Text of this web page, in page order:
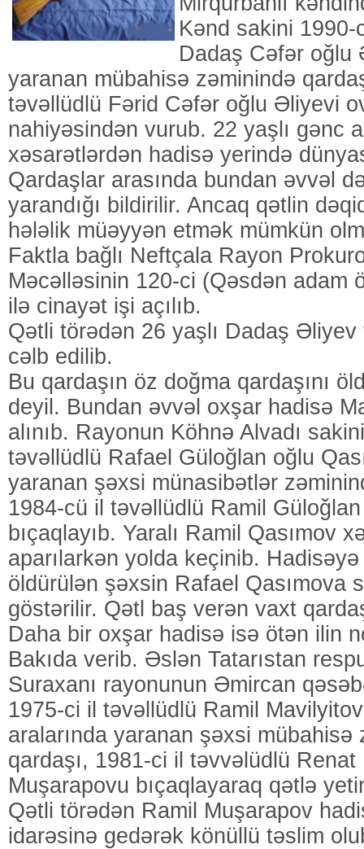
Kənd sakini 1990-
Dadaş Cəfər oğlu
yaranan mübahisə zəminində
təvəllüdlü Fərid Cəfər oğlu Əliyevi
nahiyəsindən vurub. 22 yaşlı gənc
xəsarətlərdən hadisə yerində
Qardaşlar arasında bundan əvvəl
yarandığı bildirilir. Ancaq qətlin
hələlik müəyyən etmək mümkün
Faktla bağlı Neftçala Rayon
Məcəlləsinin 120-ci (Qəsdən adam
ilə cinayət işi açılıb.
Qətli törədən 26 yaşlı Dadaş
cəlb edilib.
Bu qardaşın öz doğma qardaşını
deyil. Bundan əvvəl oxşar hadisə
alınıb. Rayonun Köhnə Alvadı
təvəllüdlü Rafael Güloğlan oğlu
yaranan şəxsi münasibətlər
1984-cü il təvəllüdlü Ramil
bıçaqlayıb. Yaralı Ramil Qasımov
aparılarkən yolda keçinib.
öldürülən şəxsin Rafael Qasımova
göstərilir. Qətl baş verən vaxt
Daha bir oxşar hadisə isə ötən ilin
Bakıda verib. Əslən Tatarıstan
Suraxanı rayonunun Əmircan
1975-ci il təvəllüdlü Ramil
aralarında yaranan şəxsi mübahisə
qardaşı, 1981-ci il təvvəlüdlü
Muşarapovu bıçaqlayaraq qətlə
Qətli törədən Ramil Muşarapov
idarəsinə gedərək könüllü təslim